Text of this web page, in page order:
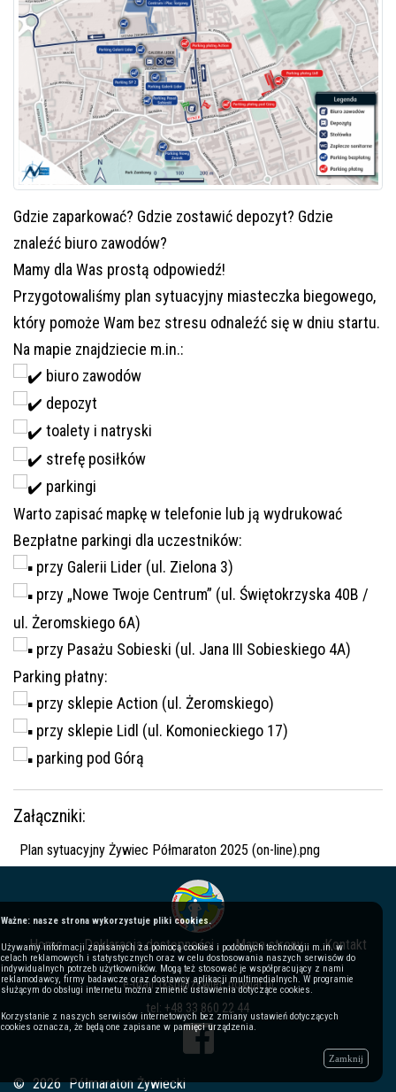
Gdzie zaparkować? Gdzie zostawić depozyt? Gdzie
znaleźć biuro zawodów?
Mamy dla Was prostą odpowiedź!
Przygotowaliśmy plan sytuacyjny miasteczka biegowego,
który pomoże Wam bez stresu odnaleźć się w dniu startu.
Na mapie znajdziecie m.in.:
biuro zawodów
depozyt
toalety i natryski
strefę posiłków
parkingi
Warto zapisać mapkę w telefonie lub ją wydrukować
Bezpłatne parkingi dla uczestników:
przy Galerii Lider (ul. Zielona 3)
przy „Nowe Twoje Centrum” (ul. Świętokrzyska 40B /
ul. Żeromskiego 6A)
przy Pasażu Sobieski (ul. Jana III Sobieskiego 4A)
Parking płatny:
przy sklepie Action (ul. Żeromskiego)
przy sklepie Lidl (ul. Komonieckiego 17)
parking pod Górą
Załączniki:
Plan sytuacyjny Żywiec Półmaraton 2025 (on-line).png
Home Deklaracja dostępności Mapa strony Kontakt
e-mail: tksp@zywiec.powiat.pl
tel: +48 33 860 22 44
© 2026 Półmaraton Żywiecki
Ważne: nasze strona wykorzystuje pliki cookies.
Używamy informacji zapisanych za pomocą cookies i podobnych technologii m.in. w
celach reklamowych i statystycznych oraz w celu dostosowania naszych serwisów do
indywidualnych potrzeb użytkowników. Mogą też stosować je współpracujący z nami
reklamodawcy, firmy badawcze oraz dostawcy aplikacji multimedialnych. W programie
służącym do obsługi internetu można zmienić ustawienia dotyczące cookies.
Korzystanie z naszych serwisów internetowych bez zmiany ustawień dotyczących
cookies oznacza, że będą one zapisane w pamięci urządzenia.
Zamknij